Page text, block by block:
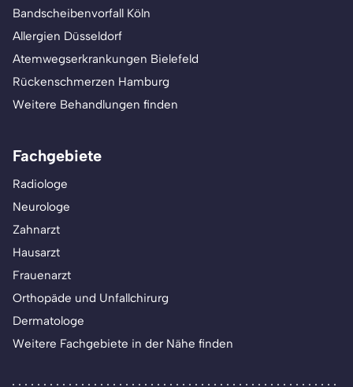
Bandscheibenvorfall Köln
Allergien Düsseldorf
Atemwegserkrankungen Bielefeld
Rückenschmerzen Hamburg
Weitere Behandlungen finden
Fachgebiete
Radiologe
Neurologe
Zahnarzt
Hausarzt
Frauenarzt
Orthopäde und Unfallchirurg
Dermatologe
Weitere Fachgebiete in der Nähe finden